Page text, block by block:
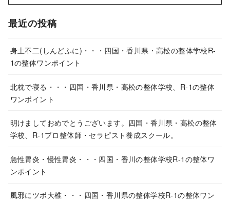
最近の投稿
身土不二(しんどふに)・・・四国・香川県・高松の整体学校R-
1の整体ワンポイント
北枕で寝る・・・四国・香川県・髙松の整体学校、R-1の整体
ワンポイント
明けましておめでとうございます。四国・香川県・髙松の整体
学校、R-1プロ整体師・セラピスト養成スクール。
急性胃炎・慢性胃炎・・・四国・香川の整体学校R-1の整体ワ
ンポイント
風邪にツボ大椎・・・四国・香川県の整体学校R-1の整体ワン